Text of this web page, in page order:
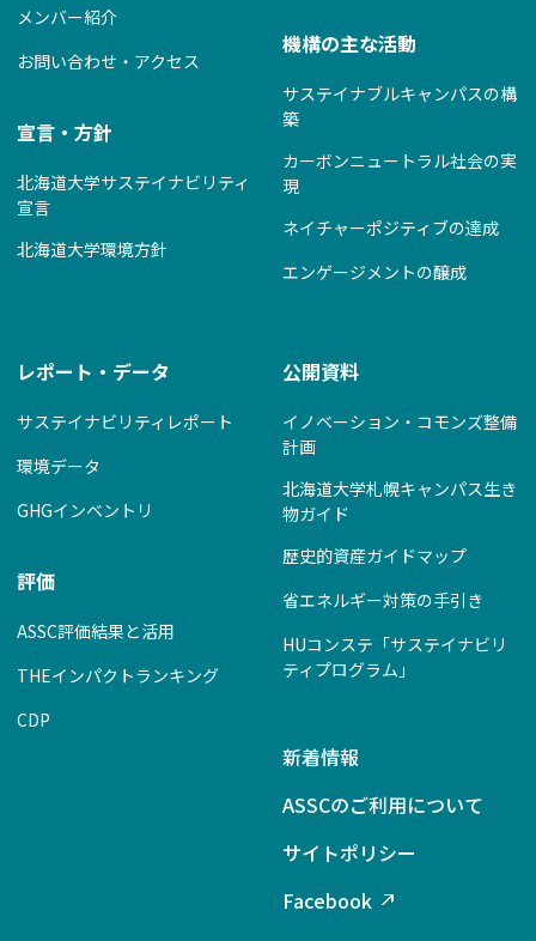
メンバー紹介
お問い合わせ・アクセス
宣言・方針
北海道大学サステイナビリティ
宣言
北海道大学環境方針
機構の主な活動
サステイナブルキャンパスの構
築
カーボンニュートラル社会の実
現
ネイチャーポジティブの達成
エンゲージメントの醸成
レポート・データ
サステイナビリティレポート
環境データ
GHGインベントリ
評価
ASSC評価結果と活用
THEインパクトランキング
CDP
公開資料
イノベーション・コモンズ整備
計画
北海道大学札幌キャンパス生き
物ガイド
歴史的資産ガイドマップ
省エネルギー対策の手引き
HUコンステ「サステイナビリ
ティプログラム」
新着情報
ASSCのご利用について
サイトポリシー
Facebook